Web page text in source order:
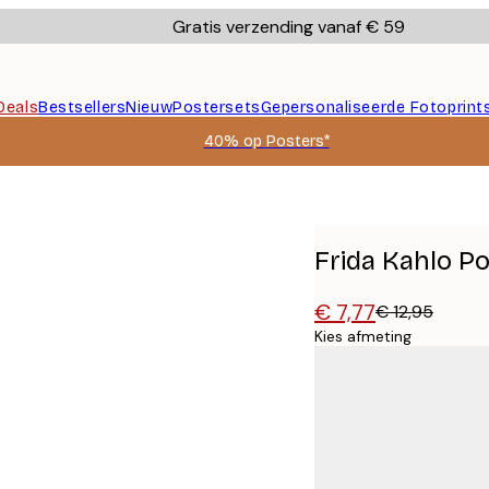
Gratis verzending vanaf € 59
BestsellersNieuwPostersetsGepersonaliseerde
40% op Posters*
Frida Kahlo
€ 7,77€ 12,95
Kies afmeting